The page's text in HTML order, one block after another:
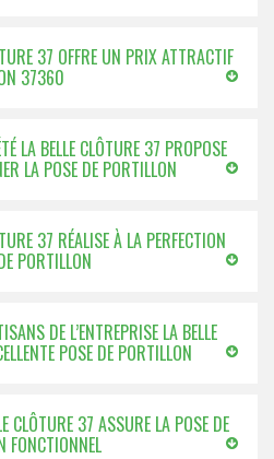
37 OFFRE UN PRIX ATTRACTIF
37360
LA BELLE CLÔTURE 37 PROPOSE
LA POSE DE PORTILLON
37 RÉALISE À LA PERFECTION
PORTILLON
DE L’ENTREPRISE LA BELLE
POSE DE PORTILLON
CLÔTURE 37 ASSURE LA POSE DE
FONCTIONNEL